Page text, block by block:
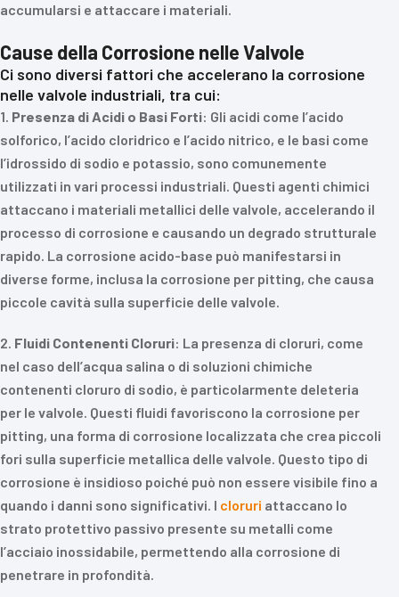
accumularsi e attaccare i materiali.
Cause della Corrosione nelle Valvole
Ci sono diversi fattori che accelerano la corrosione
nelle valvole industriali, tra cui:
1. Presenza di Acidi o Basi Forti: Gli acidi come l’acido
solforico, l’acido cloridrico e l’acido nitrico, e le basi come
l’idrossido di sodio e potassio, sono comunemente
utilizzati in vari processi industriali. Questi agenti chimici
attaccano i materiali metallici delle valvole, accelerando il
processo di corrosione e causando un degrado strutturale
rapido. La corrosione acido-base può manifestarsi in
diverse forme, inclusa la corrosione per pitting, che causa
piccole cavità sulla superficie delle valvole.
2. Fluidi Contenenti Cloruri: La presenza di cloruri, come
nel caso dell’acqua salina o di soluzioni chimiche
contenenti cloruro di sodio, è particolarmente deleteria
per le valvole. Questi fluidi favoriscono la corrosione per
pitting, una forma di corrosione localizzata che crea piccoli
fori sulla superficie metallica delle valvole. Questo tipo di
corrosione è insidioso poiché può non essere visibile fino a
quando i danni sono significativi. I cloruri attaccano lo
strato protettivo passivo presente su metalli come
l’acciaio inossidabile, permettendo alla corrosione di
penetrare in profondità.